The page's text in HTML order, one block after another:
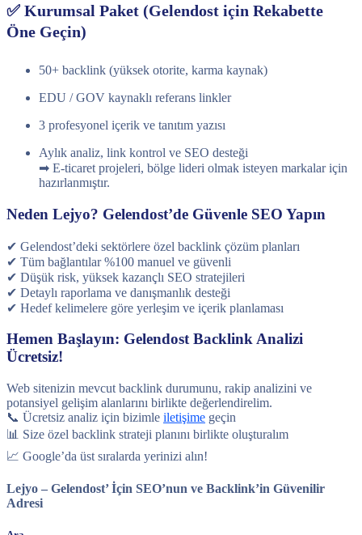
✅ Kurumsal Paket (Gelendost için Rekabette
Öne Geçin)
50+ backlink (yüksek otorite, karma kaynak)
EDU / GOV kaynaklı referans linkler
3 profesyonel içerik ve tanıtım yazısı
Aylık analiz, link kontrol ve SEO desteği
➡ E-ticaret projeleri, bölge lideri olmak isteyen markalar için
hazırlanmıştır.
Neden Lejyo? Gelendost’de Güvenle SEO Yapın
✔ Gelendost’deki sektörlere özel backlink çözüm planları
✔ Tüm bağlantılar %100 manuel ve güvenli
✔ Düşük risk, yüksek kazançlı SEO stratejileri
✔ Detaylı raporlama ve danışmanlık desteği
✔ Hedef kelimelere göre yerleşim ve içerik planlaması
Hemen Başlayın: Gelendost Backlink Analizi
Ücretsiz!
Web sitenizin mevcut backlink durumunu, rakip analizini ve
potansiyel gelişim alanlarını birlikte değerlendirelim.
📞 Ücretsiz analiz için bizimle iletişime geçin
📊 Size özel backlink strateji planını birlikte oluşturalım
📈 Google’da üst sıralarda yerinizi alın!
Lejyo – Gelendost’ İçin SEO’nun ve Backlink’in Güvenilir
Adresi